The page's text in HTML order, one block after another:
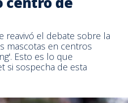
reavivó el debate sobre la
mascotas en centros
Esto es lo que
si sospecha de esta